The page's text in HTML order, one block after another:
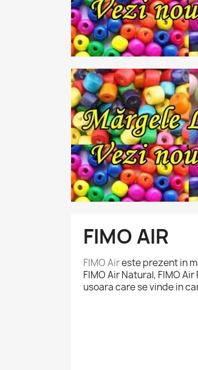
FIMO AIR
FIMO Aireste prezent in
FIMO Air Natural, FIMO
usoara care se vinde in